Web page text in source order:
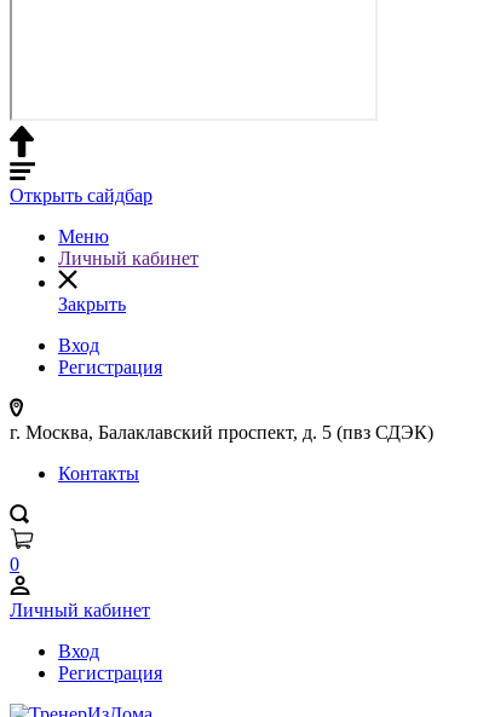
Открыть сайдбар
Меню
Личный кабинет
Закрыть
Вход
Регистрация
г. Москва, Балаклавский проспект, д. 5 (пвз СДЭК)
Контакты
0
Личный кабинет
Вход
Регистрация